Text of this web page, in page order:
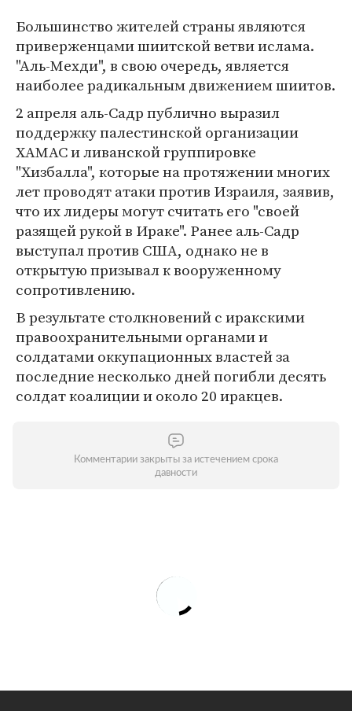
Большинство жителей страны являются
приверженцами шиитской ветви ислама.
"Аль-Мехди", в свою очередь, является
наиболее радикальным движением шиитов.
2 апреля аль-Садр публично выразил
поддержку палестинской организации
ХАМАС и ливанской группировке
"Хизбалла", которые на протяжении многих
лет проводят атаки против Израиля, заявив,
что их лидеры могут считать его "своей
разящей рукой в Ираке". Ранее аль-Садр
выступал против США, однако не в
открытую призывал к вооруженному
сопротивлению.
В результате столкновений с иракскими
правоохранительными органами и
солдатами оккупационных властей за
последние несколько дней погибли деcять
солдат коалиции и около 20 иракцев.
Комментарии закрыты за истечением срока
давности